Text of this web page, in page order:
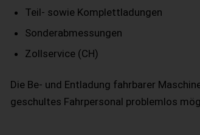
Teil- sowie Komplettladungen
Sonderabmessungen
Zollservice (CH)
Die Be- und Entladung fahrbarer
geschultes Fahrpersonal problemlos